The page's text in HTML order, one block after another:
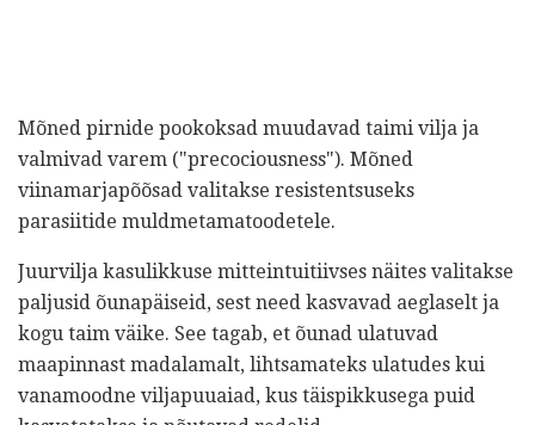
Mõned pirnide pookoksad muudavad taimi vilja ja
valmivad varem ("precociousness"). Mõned
viinamarjapõõsad valitakse resistentsuseks
parasiitide muldmetamatoodetele.
Juurvilja kasulikkuse mitteintuitiivses näites valitakse
paljusid õunapäiseid, sest need kasvavad aeglaselt ja
kogu taim väike. See tagab, et õunad ulatuvad
maapinnast madalamalt, lihtsamateks ulatudes kui
vanamoodne viljapuuaiad, kus täispikkusega puid